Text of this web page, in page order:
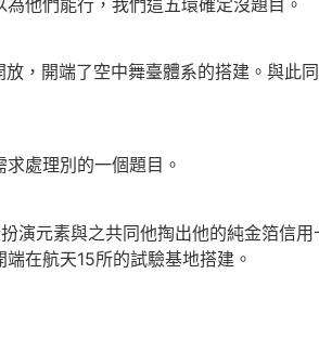
開端了空中舞臺體系的搭建。與此
處理別的一個題目。
元素與之共同他掏出他的純金箔信用
在航天15所的試驗基地搭建。